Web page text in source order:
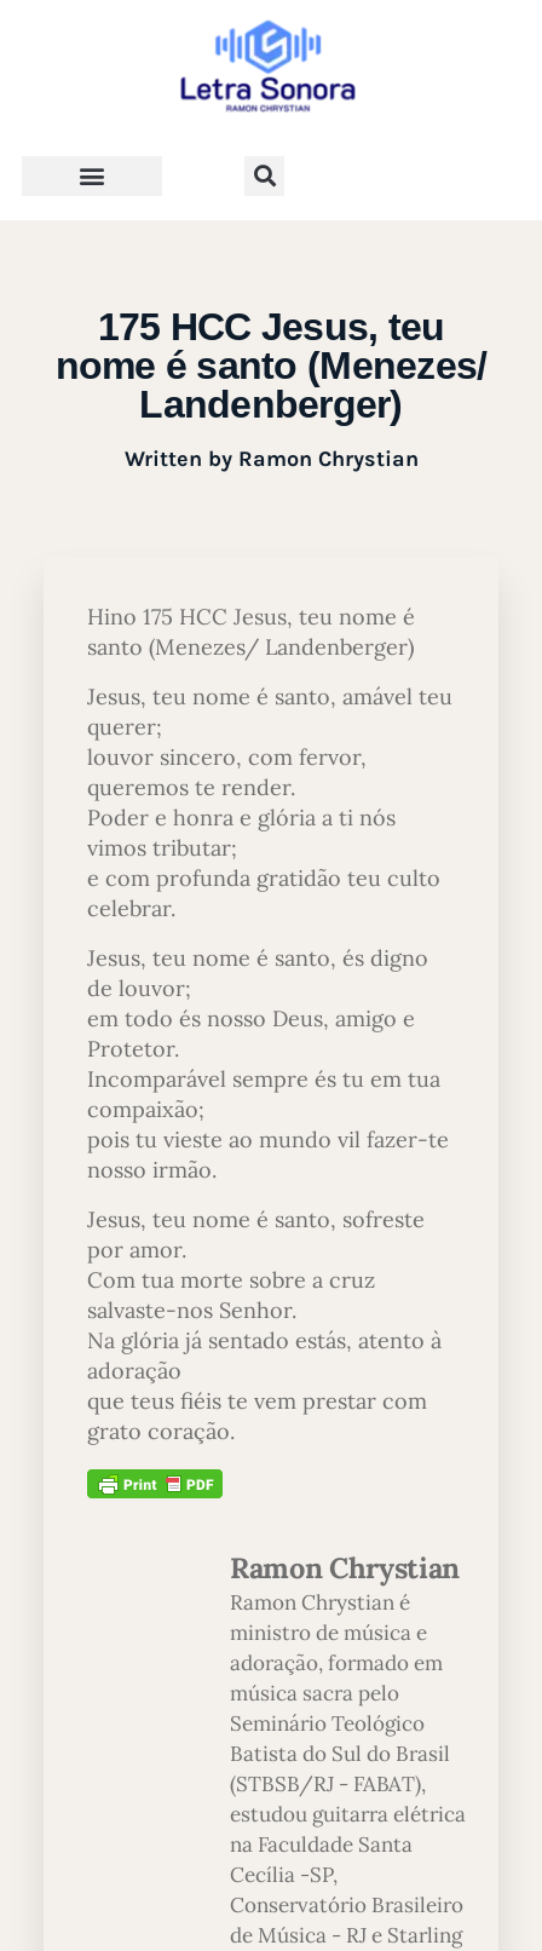
175 HCC Jesus, teu
nome é santo (Menezes/
Landenberger)
Written byRamon Chrystian
Hino 175 HCC Jesus, teu nome é
santo (Menezes/ Landenberger)
Jesus, teu nome é santo, amável teu
querer;
louvor sincero, com fervor,
queremos te render.
Poder e honra e glória a ti nós
vimos tributar;
e com profunda gratidão teu culto
celebrar.
Jesus, teu nome é santo, és digno
de louvor;
em todo és nosso Deus, amigo e
Protetor.
Incomparável sempre és tu em tua
compaixão;
pois tu vieste ao mundo vil fazer-te
nosso irmão.
Jesus, teu nome é santo, sofreste
por amor.
Com tua morte sobre a cruz
salvaste-nos Senhor.
Na glória já sentado estás, atento à
adoração
que teus fiéis te vem prestar com
grato coração.
Ramon Chrystian
Ramon Chrystian é
ministro de música e
adoração, formado em
música sacra pelo
Seminário Teológico
Batista do Sul do Brasil
(STBSB/RJ - FABAT),
estudou guitarra elétrica
na Faculdade Santa
Cecília -SP,
Conservatório Brasileiro
de Música - RJ e Starling